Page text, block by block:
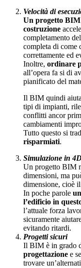
Velocità di
Un progetto
costruzione
completamento
completa di come
correttamente ed
Inoltre, ordinare
all’opera fa si di
pianificato del
Il BIM quindi
tipi di impianti,
conflitti ancor
cambiamenti
Tutto questo si
risparmiati.
Simulazione in
Un progetto BIM
dimensioni, ma
dimensione, cioè
In poche parole
l’edificio in
l’attuale forza
sicuramente
evitando ritardi.
Progetti sicuri
Il BIM è in grado
progettazione e
trovare